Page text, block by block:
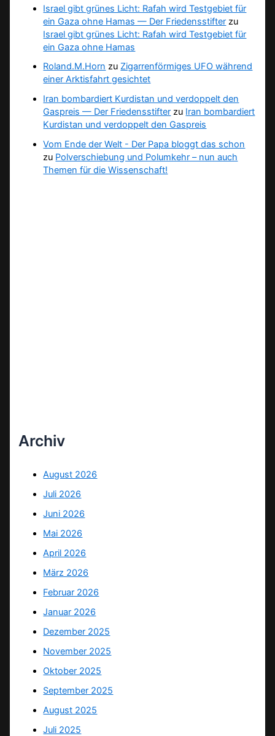
Israel gibt grünes Licht: Rafah wird Testgebiet für
ein Gaza ohne Hamas — Der Friedensstifter zu
Israel gibt grünes Licht: Rafah wird Testgebiet für
ein Gaza ohne Hamas
Roland.M.Horn zu Zigarrenförmiges UFO während
einer Arktisfahrt gesichtet
Iran bombardiert Kurdistan und verdoppelt den
Gaspreis — Der Friedensstifter zu Iran bombardiert
Kurdistan und verdoppelt den Gaspreis
Vom Ende der Welt - Der Papa bloggt das schon
zu Polverschiebung und Polumkehr – nun auch
Themen für die Wissenschaft!
Archiv
August 2026
Juli 2026
Juni 2026
Mai 2026
April 2026
März 2026
Februar 2026
Januar 2026
Dezember 2025
November 2025
Oktober 2025
September 2025
August 2025
Juli 2025